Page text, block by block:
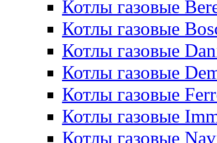
Котлы газовые
Котлы газовые
Котлы газовые
Котлы газовые
Котлы газовые
Котлы газовые
Котлы газовые